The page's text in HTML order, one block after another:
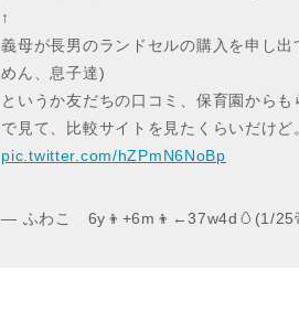
↑
義母が長男のランドセルの購入を申し
めん、息子達)
というか友だちの口コミ、保育園から
で見て、比較サイトを見たくらいだけど
pic.twitter.com/hZPmN6NoBp
— ふわこ 6y👦+6m👦←37w4d🥚(1/25